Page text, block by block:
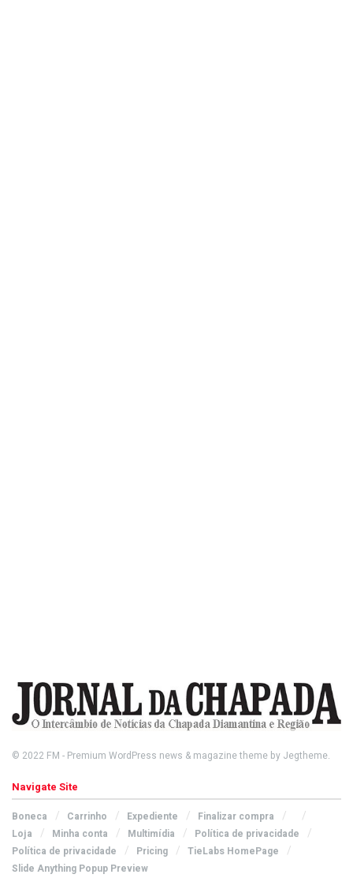
© 2022 FM - Premium WordPress news & magazine theme by Jegtheme.
Navigate Site
Boneca Carrinho Expediente
Finalizar compra
Loja
Minha conta Multimídia
Política de privacidade
Política de privacidade
Pricing
TieLabs HomePage
Slide Anything Popup Preview